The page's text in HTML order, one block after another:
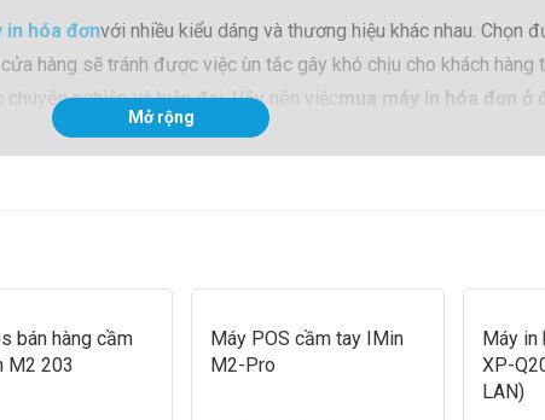
in hóa đơnvới nhiều kiểu dáng và thương hiệu khác nhau. Chọn
hàng sẽ tránh được việc ùn tắc gây khó chịu cho khách hàng
nghiệp và hiện đại. Vậy nên việcmua máy in hóa đơn ở
có nhu cầu tìm kiếm.
Mở rộng
bán hàng cầm
M2 203
Máy POS cầm tay IMin
M2-Pro
Máy in
XP-
LAN)